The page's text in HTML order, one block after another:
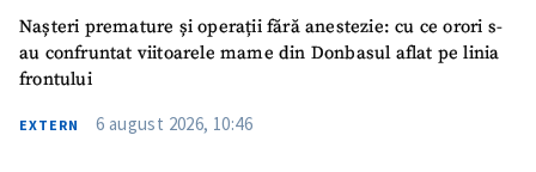
Nașteri premature și operații fără anestezie: cu ce orori s-
au confruntat viitoarele mame din Donbasul aflat pe linia
frontului
EXTERN 6 august 2026, 10:46